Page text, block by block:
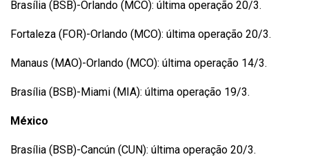
Brasília (BSB)-Orlando (MCO): última operação 20/3.
Fortaleza (FOR)-Orlando (MCO): última operação 20/3.
Manaus (MAO)-Orlando (MCO): última operação 14/3.
Brasília (BSB)-Miami (MIA): última operação 19/3.
México
Brasília (BSB)-Cancún (CUN): última operação 20/3.